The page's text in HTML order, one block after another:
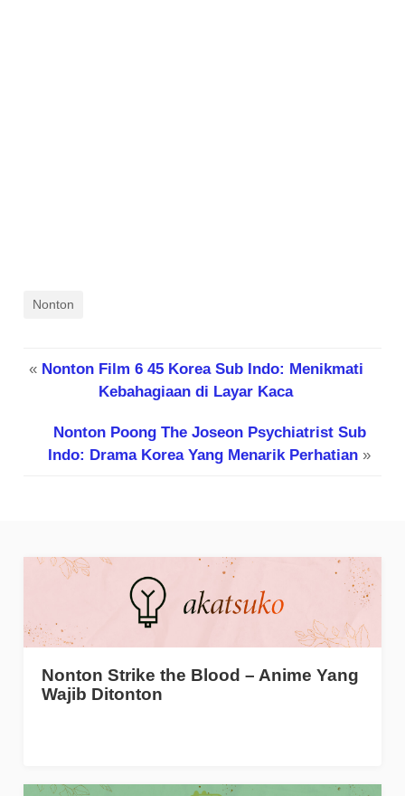
Nonton
« Nonton Film 6 45 Korea Sub Indo: Menikmati
Kebahagiaan di Layar Kaca
Nonton Poong The Joseon Psychiatrist Sub
Indo: Drama Korea Yang Menarik Perhatian »
Nonton Strike the Blood – Anime Yang
Wajib Ditonton